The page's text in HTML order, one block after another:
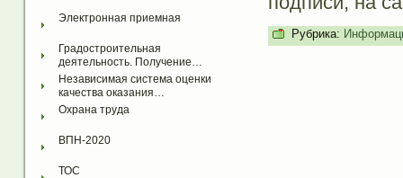
Электронная приемная
Градостроительная
деятельность. Получение…
Независимая система оценки
качества оказания…
Охрана труда
ВПН-2020
ТОС
Рубрика: